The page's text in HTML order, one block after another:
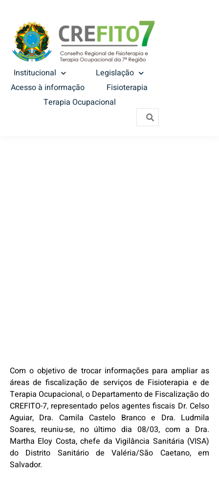
Institucional
Legislação
Acesso à informação
Fisioterapia
Terapia Ocupacional
Com o objetivo de trocar informações para ampliar as
áreas de fiscalização de serviços de Fisioterapia e de
Terapia Ocupacional, o Departamento de Fiscalização do
CREFITO-7, representado pelos agentes fiscais Dr. Celso
Aguiar, Dra. Camila Castelo Branco e Dra. Ludmila
Soares, reuniu-se, no último dia 08/03, com a Dra.
Martha Eloy Costa, chefe da Vigilância Sanitária (VISA)
do Distrito Sanitário de Valéria/São Caetano, em
Salvador.